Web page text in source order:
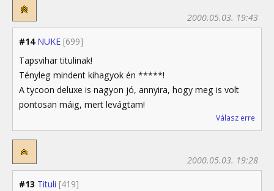
#14 NUKE [699]
2000.05.03. 19:43
Tapsvihar titulinak!
Tényleg mindent kihagyok én *****!
A tycoon deluxe is nagyon jó, annyira, hogy meg is volt
pontosan máig, mert levágtam!
Válasz erre
#13 Tituli [419]
2000.05.03. 19:28